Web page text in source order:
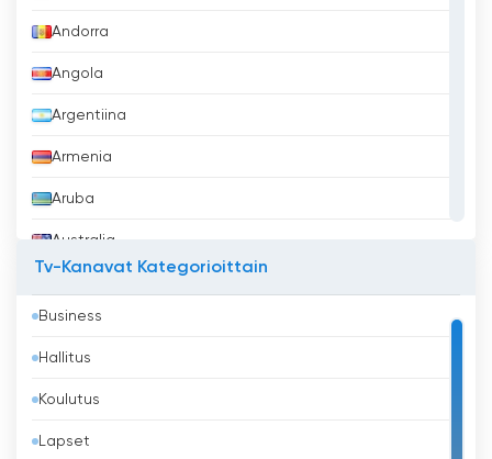
Andorra
Angola
Argentiina
Armenia
Aruba
Australia
Bahrain
Bangladesh
Barbados
Belgia
Tv-Kanavat Kategorioittain
Business
Hallitus
Koulutus
Lapset